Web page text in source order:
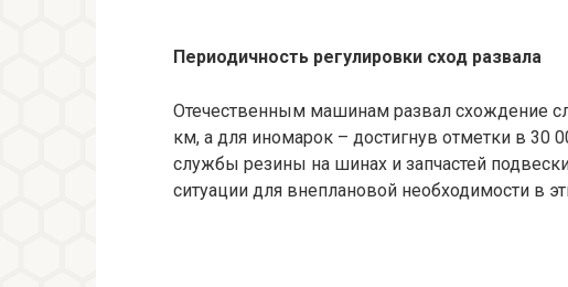
Периодичность регулировки сход развала
Отечественным машинам развал схождение
км, а для иномарок – достигнув отметки в 30
службы резины на шинах и запчастей
ситуации для внеплановой необходимости в